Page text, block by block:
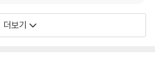
한국 현대사를 생생하게 경험하게 해 줍
년대를 다룬 『세계를 향해 강슛』은
희를 고스란히 담아 되살려낸 장편동화입
134
더보기